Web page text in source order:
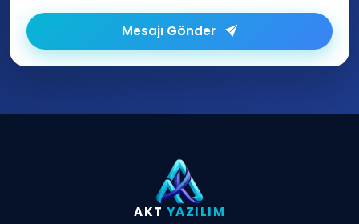
Mesajı Gönder
AKT YAZILIM